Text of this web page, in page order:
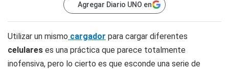
Agregar Diario UNO en
Utilizar un mismo cargador para cargar diferentes
celulares es una práctica que parece totalmente
inofensiva, pero lo cierto es que esconde una serie de